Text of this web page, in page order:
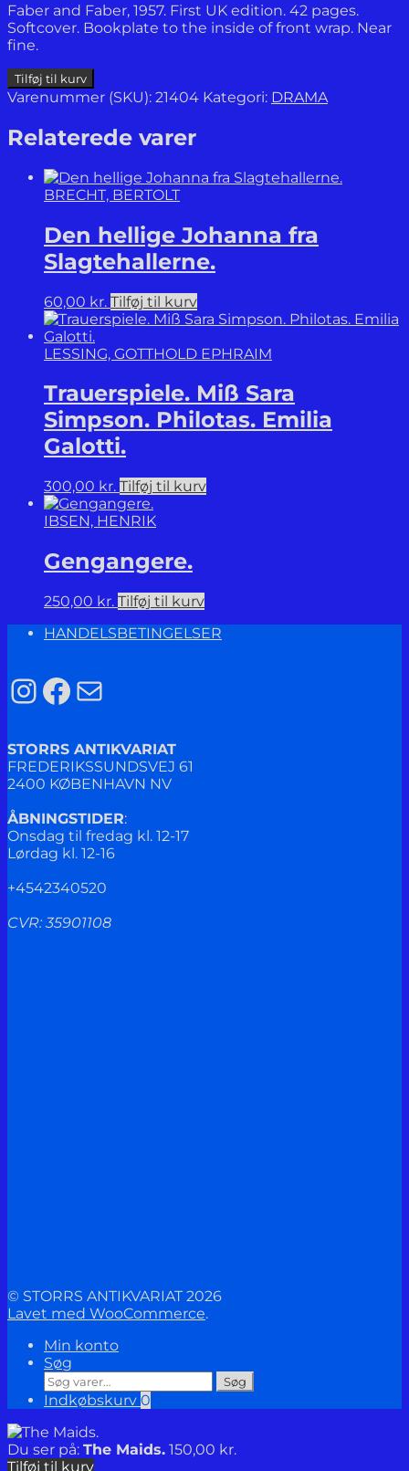
Faber and Faber, 1957. First UK edition. 42 pages.
Softcover. Bookplate to the inside of front wrap. Near
fine.
The
Maids.
Tilføj til kurv
Varenummer (SKU): 21404 Kategori: DRAMA
Relaterede varer
BRECHT, BERTOLT
Den hellige Johanna fra
Slagtehallerne.
60,00 kr. Tilføj til kurv
LESSING, GOTTHOLD EPHRAIM
Trauerspiele. Miß Sara
Simpson. Philotas. Emilia
Galotti.
300,00 kr. Tilføj til kurv
IBSEN, HENRIK
Gengangere.
250,00 kr. Tilføj til kurv
HANDELSBETINGELSER
Instagram
Facebook
Mail
STORRS ANTIKVARIAT
FREDERIKSSUNDSVEJ 61
2400 KØBENHAVN NV
ÅBNINGSTIDER:
Onsdag til fredag kl. 12-17
Lørdag kl. 12-16
+4542340520
CVR: 35901108
© STORRS ANTIKVARIAT 2026
Lavet med WooCommerce.
Min konto
Søg
Søg
efter:
Søg
Indkøbskurv 0
Du ser på: The Maids. 150,00 kr.
Tilføj til kurv